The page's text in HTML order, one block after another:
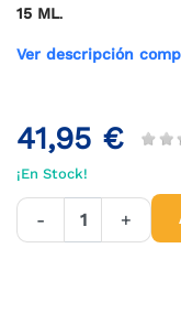
15 ML.
Ver descripción
41,95 €
¡En Stock!
- +